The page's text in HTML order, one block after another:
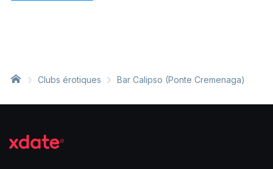
Clubs érotiques Bar Calipso (Ponte Cremenaga)